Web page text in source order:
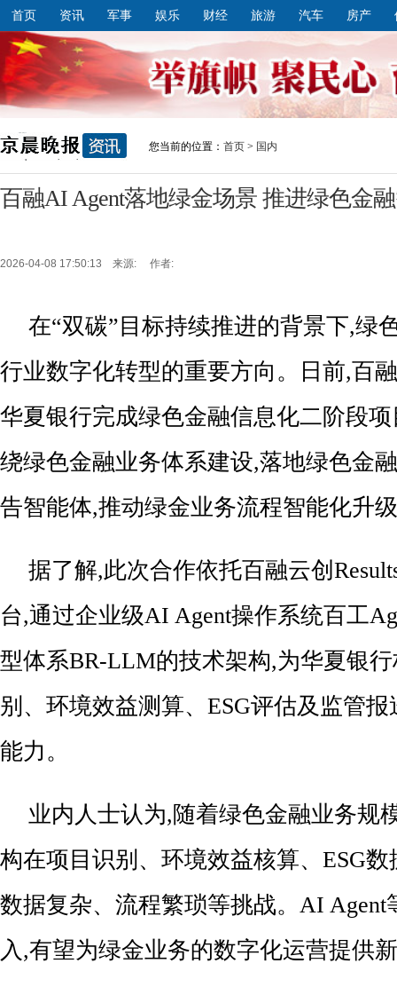
首页 资讯 军事 娱乐 财经 旅游 汽车 房产
您当前的位置： 首页 > 国内
百融AI Agent落地绿金场景 推进绿色金
2026-04-08 17:50:13 来源: 作者:
在“双碳”目标持续推进的背景下,绿
行业数字化转型的重要方向。日前,百
华夏银行完成绿色金融信息化二阶段
绕绿色金融业务体系建设,落地绿色金
告智能体,推动绿金业务流程智能化升
据了解,此次合作依托百融云创
台,通过企业级AI Agent操作系统百工
型体系BR-LLM的技术架构,为华夏银
别、环境效益测算、ESG评估及监管
能力。
业内人士认为,随着绿色金融业务规
构在项目识别、环境效益核算、ESG
数据复杂、流程繁琐等挑战。AI Agent
入,有望为绿金业务的数字化运营提供